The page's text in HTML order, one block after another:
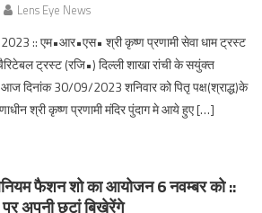
Lens Eye News
:: एम•आर•एस• श्री कृष्ण प्रणामी सेवा धाम ट्रस्ट
ट्रस्ट (रजि•) दिल्ली शाखा रांची के सयुंक्त
दिनांक 30/09/2023 शनिवार को पितृ पक्ष(श्राद्ध)के
श्री कृष्ण प्रणामी मंदिर पुंदाग मे आये हुए […]
फैशन शो का आयोजन 6 नवम्बर को ::
अपनी छटां बिखेरेंगे